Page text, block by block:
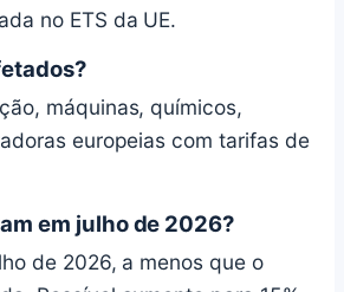
no ETS da UE.
máquinas, químicos,
europeias com tarifas de
em julho de 2026?
de 2026, a menos que o